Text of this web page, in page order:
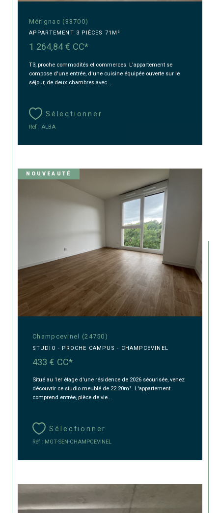
Mérignac (33700)
APPARTEMENT 3 PIÈCES 71M²
1 264,84 € CC*
T3, proche commodités et commerces. L'appartement se
compose d'une entrée, d'une cuisine équipée ouverte sur le
séjour, de deux chambres avec...
Sélectionner
Réf : ALBA
Champcevinel (24750)
STUDIO - PROCHE CAMPUS - CHAMPCEVINEL
433 € CC*
Situé au 1er étage d'une résidence de 2026 sécurisée, venez
découvrir ce studio meublé de 22.20m². L'appartement
comprend entrée, pièce de vie...
Sélectionner
Réf : MGT-SEN-CHAMPCEVINEL
NOUVEAUTÉ